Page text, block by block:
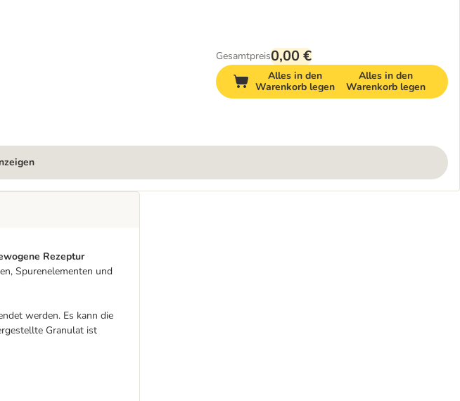
Gesamtpreis0,00 €
Alles in den
Warenkorb legen
Alles in den
Warenkorb legen
Rezeptur
Spurenelementen und
werden. Es kann die
Granulat ist